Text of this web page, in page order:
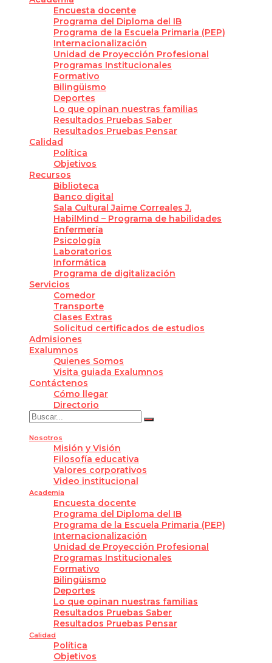
Encuesta docente
Programa del Diploma del IB
Programa de la Escuela Primaria (PEP)
Internacionalización
Unidad de Proyección Profesional
Programas Institucionales
Formativo
Bilingüismo
Deportes
Lo que opinan nuestras familias
Resultados Pruebas Saber
Resultados Pruebas Pensar
Calidad
Política
Objetivos
Recursos
Biblioteca
Banco digital
Sala Cultural Jaime Correales J.
HabilMind – Programa de habilidades
Enfermería
Psicología
Laboratorios
Informática
Programa de digitalización
Servicios
Comedor
Transporte
Clases Extras
Solicitud certificados de estudios
Admisiones
Exalumnos
Quienes Somos
Visita guiada Exalumnos
Contáctenos
Cómo llegar
Directorio
Nosotros
Misión y Visión
Filosofía educativa
Valores corporativos
Video institucional
Academia
Encuesta docente
Programa del Diploma del IB
Programa de la Escuela Primaria (PEP)
Internacionalización
Unidad de Proyección Profesional
Programas Institucionales
Formativo
Bilingüismo
Deportes
Lo que opinan nuestras familias
Resultados Pruebas Saber
Resultados Pruebas Pensar
Calidad
Política
Objetivos